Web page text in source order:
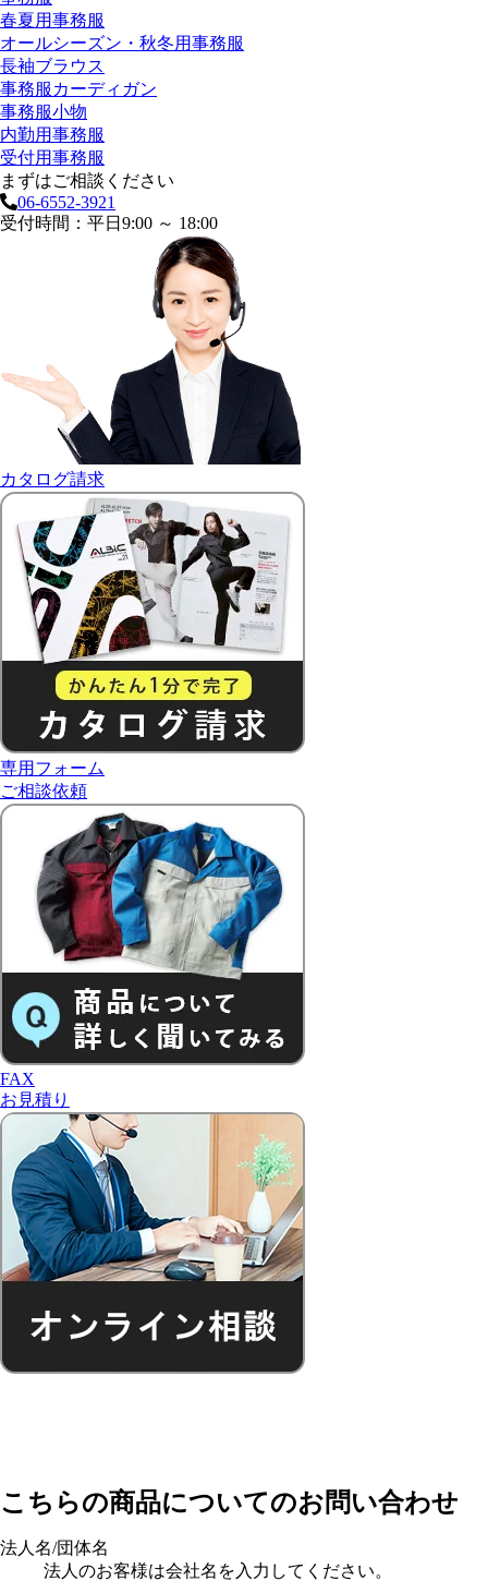
春夏用事務服
オールシーズン・秋冬用事務服
長袖ブラウス
事務服カーディガン
事務服小物
内勤用事務服
受付用事務服
まずはご相談ください
06-6552-3921
受付時間：平日9:00 ～ 18:00
カタログ請求
専用フォーム
ご相談依頼
FAX
お見積り
こちらの商品についてのお問い合わせ
法人名/団体名
法人のお客様は会社名を入力してください。